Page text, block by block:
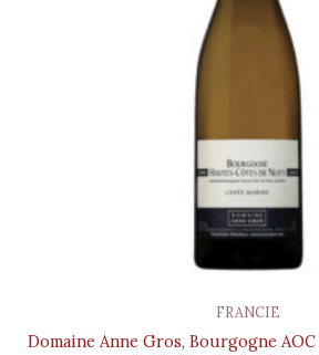
FRANCIE
Domaine Anne Gros, Bourgogne